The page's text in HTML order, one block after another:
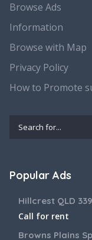
Browse Ads
Information
Browse with Map
Privacy Policy
How to Promote
Popular Ads
Hillcrest QLD
Call for rent